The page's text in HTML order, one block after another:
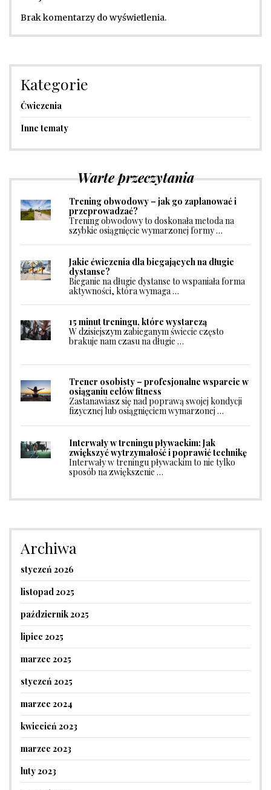
Brak komentarzy do wyświetlenia.
Kategorie
Ćwiczenia
Inne tematy
Warte przeczytania
Trening obwodowy – jak go zaplanować i
przeprowadzać?
Trening obwodowy to doskonała metoda na
szybkie osiągnięcie wymarzonej formy …
Jakie ćwiczenia dla biegających na długie
dystanse?
Bieganie na długie dystanse to wspaniała forma
aktywności, która wymaga …
15 minut treningu, które wystarczą
W dzisiejszym zabieganym świecie często
brakuje nam czasu na długie …
Trener osobisty – profesjonalne wsparcie w
osiąganiu celów fitness
Zastanawiasz się nad poprawą swojej kondycji
fizycznej lub osiągnięciem wymarzonej …
Interwały w treningu pływackim: Jak
zwiększyć wytrzymałość i poprawić technikę
Interwały w treningu pływackim to nie tylko
sposób na zwiększenie …
Archiwa
styczeń 2026
listopad 2025
październik 2025
lipiec 2025
marzec 2025
styczeń 2025
marzec 2024
kwiecień 2023
marzec 2023
luty 2023